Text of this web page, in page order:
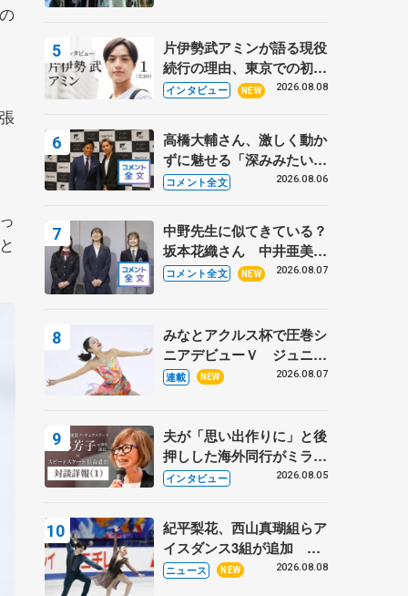
片伊勢武アミンが語る現役
続行の理由、東京での初め
ての一人暮らし 注目スケ
インタビュー NEW 2026.08.08
高橋大輔さん、激しく動か
ずに魅せる「深みみたいな
ものは出てきている？」
ド野村忠宏さんと和気あい
あい
コメント全文 2026.08.06
中野先生に似てきている？
坂本花織さん 中井亜美は
クリケットのサマーキャン
部科学省スポーツ表彰
式】
コメント全文 NEW 2026.08.07
みなとアクルス杯で圧巻シ
ニアデビューＶ ジュニア
で４シーズン無敗の島田麻
連載 NEW 2026.08.07
夫が「思い出作りに」と後
押しした海外同行がミラノ
まで… 繁華街のリンクで
るスケート人生
インタビュー 2026.08.05
紀平梨花、西山真瑚組らア
イスダンス3組が追加 い
くこう、かほゆうも、木下
ニュース NEW 2026.08.08